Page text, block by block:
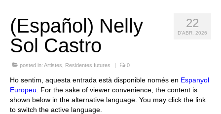
Programa de Residència
CRUCERO
Queda’t amb nosaltres
Contacte
22
D'ABR. 2026
(Español) Nelly
Sol Castro
posted in: Artistes Residentes futures | 0
Ho sentim, aquesta entrada està disponible només en Espanyol
Europeu . For the sake of viewer convenience, the content is
shown below in the alternative language. You may click the link
to switch the active language.